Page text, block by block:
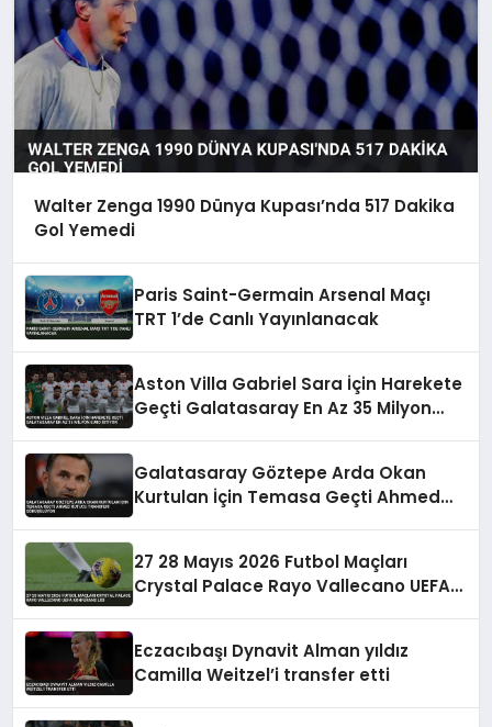
Walter Zenga 1990 Dünya Kupası’nda 517 Dakika
Gol Yemedi
Paris Saint-Germain Arsenal Maçı
TRT 1’de Canlı Yayınlanacak
Aston Villa Gabriel Sara İçin Harekete
Geçti Galatasaray En Az 35 Milyon
Galatasaray Göztepe Arda Okan
Kurtulan İçin Temasa Geçti Ahmed
27 28 Mayıs 2026 Futbol Maçları
Crystal Palace Rayo Vallecano UEFA
Eczacıbaşı Dynavit Alman yıldız
Camilla Weitzel’i transfer etti